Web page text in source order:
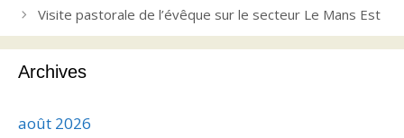
Visite pastorale de l’évêque sur le secteur Le Mans Est
Archives
août 2026